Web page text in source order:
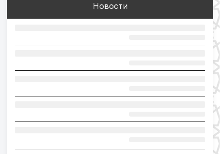
Новости